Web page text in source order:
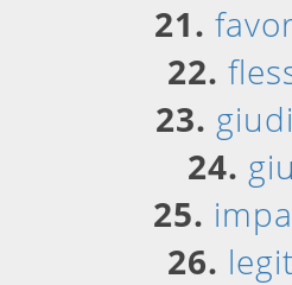
21.
22.
23.
24.
25.
26.